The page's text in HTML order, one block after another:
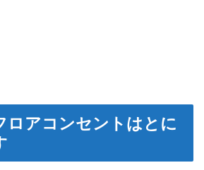
ロアコンセントはとに